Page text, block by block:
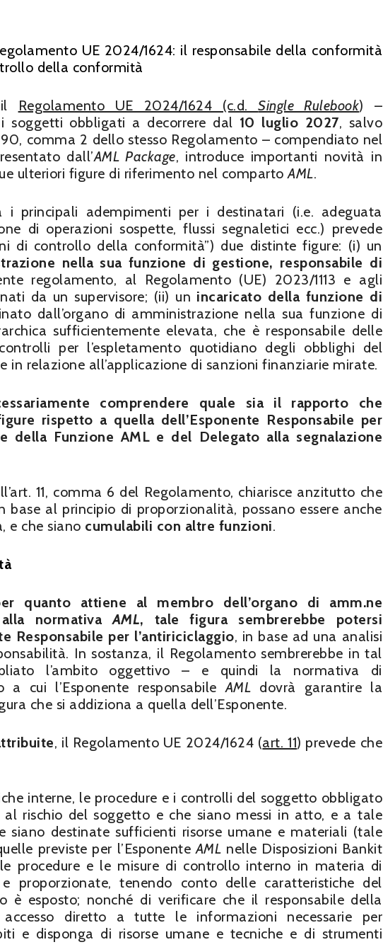
UE 2024/1624: il responsabile della conformità
della conformità
Regolamento UE 2024/1624 (c.d.Single Rulebook) –
soggetti obbligati a decorrere dal 10 luglio 2027, salvo
comma 2 dello stesso Regolamento – compendiato nel
dall’AML Package, introduce importanti novità in
ulteriori figure di riferimento nel compartoAML.
i principali adempimenti per i destinatari (i.e. adeguata
di operazioni sospette, flussi segnaletici ecc.) prevede
di controllo della conformità”) due distinte figure: (i) un
nella sua funzione di gestione, responsabile di
regolamento, al Regolamento (UE) 2023/1113 e agli
da un supervisore; (ii) un incaricato della funzione di
dall’organo di amministrazione nella sua funzione di
sufficientemente elevata, che è responsabile delle
per l’espletamento quotidiano degli obblighi del
in relazione all’applicazione di sanzioni finanziarie mirate.
comprendere quale sia il rapporto che
rispetto a quella dell’Esponente Responsabile per
della Funzione AML e del Delegato alla segnalazione
11, comma 6 del Regolamento, chiarisce anzitutto che
al principio di proporzionalità, possano essere anche
e che siano cumulabili con altre funzioni.
quanto attiene al membro dell’organo di amm.ne
alla normativaAML,
tale figura sembrerebbe potersi
Responsabile per l’antiriciclaggio, in base ad una analisi
In sostanza, il Regolamento sembrerebbe in tal
l’ambito oggettivo – e quindi la normativa di
a cui l’Esponente responsabileAML dovrà garantire la
che si addiziona a quella dell’Esponente.
, il Regolamento UE 2024/1624 (art. 11) prevede che
interne, le procedure e i controlli del soggetto obbligato
al rischio del soggetto e che siano messi in atto, e a tale
siano destinate sufficienti risorse umane e materiali (tale
previste per l’EsponenteAML nelle Disposizioni Bankit
procedure e le misure di controllo interno in materia di
proporzionate, tenendo conto delle caratteristiche del
è esposto; nonché di verificare che il responsabile della
diretto a tutte le informazioni necessarie per
e disponga di risorse umane e tecniche e di strumenti